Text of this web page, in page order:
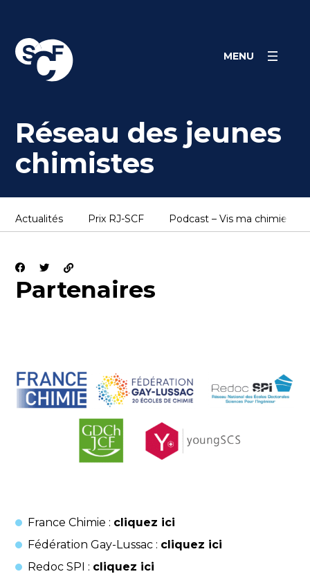
content
MENU
Réseau des jeunes
chimistes
Actualités Prix RJ-SCF Podcast – Vis ma chimie !
Partenaires
France Chimie : cliquez ici
Fédération Gay-Lussac : cliquez ici
Redoc SPI : cliquez ici